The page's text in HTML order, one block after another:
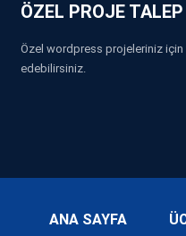
ÖZEL PROJE TALEP
Özel wordpress projeleriniz
edebilirsiniz.
ANA SAYFA